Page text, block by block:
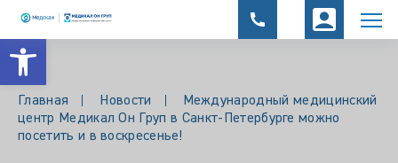
Открыть панель инструментов
Главная Новости
Международный медицинский
центр Медикал Он Груп в Санкт-Петербурге можно
посетить и в воскресенье!